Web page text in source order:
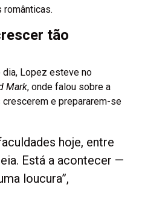
românticas.
tão
dia, Lopez esteve no
Mark, onde falou sobre a
e prepararem-se
hoje, entre
Está a acontecer —
loucura”,